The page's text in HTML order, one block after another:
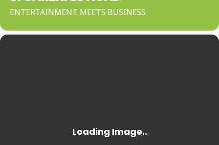
ENTERTAINMENT MEETS BUSINESS